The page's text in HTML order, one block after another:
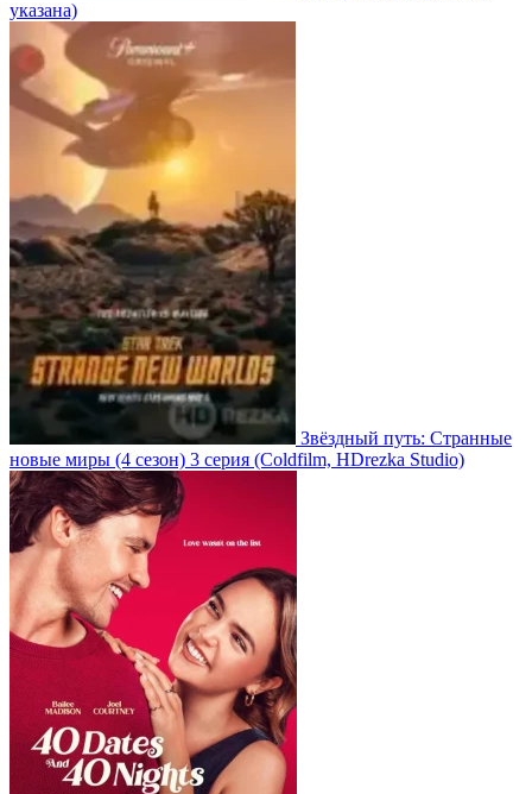
указана)
Звёздный путь: Странные
новые миры (4 сезон) 3 серия (Coldfilm, HDrezka Studio)